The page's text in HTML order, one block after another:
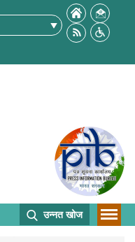
उन्नत खोज